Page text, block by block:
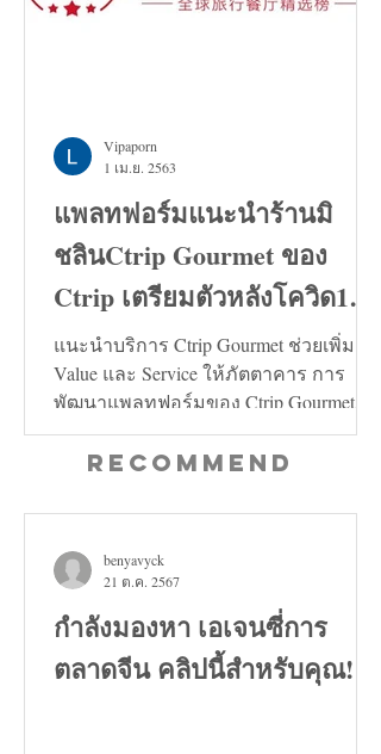
แพลทฟอร์มแนะนำร้านมิ
ชลินCtrip Gourmet ของ
Ctrip เตรียมตัวหลังโควิด19
คลี่คลาย
แนะนำบริการ Ctrip Gourmet ช่วยเพิ่ม
Value และ Service ให้ภัตตาคาร การ
พัฒนาแพลทฟอร์มของ Ctrip Gourmet จะ
ช่วยเพิ่มทั้งในด้าน Value และ...
Vipaporn
1 เม.ย. 2563
Recommend
กำลังมองหา เอเจนซี่การ
ตลาดจีน คลิปนี้สำหรับคุณ!
benyavyck
21 ต.ค. 2567